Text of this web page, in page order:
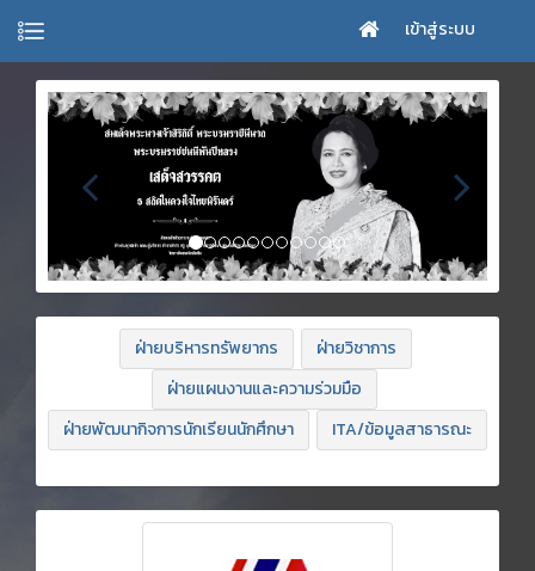
เข้าสู่ระบบ
ฝ่ายบริหารทรัพยากร
ฝ่ายวิชาการ
ฝ่ายแผนงานและความร่วมมือ
ฝ่ายพัฒนากิจการนักเรียนนักศึกษา
ITA/ข้อมูลสาธารณะ